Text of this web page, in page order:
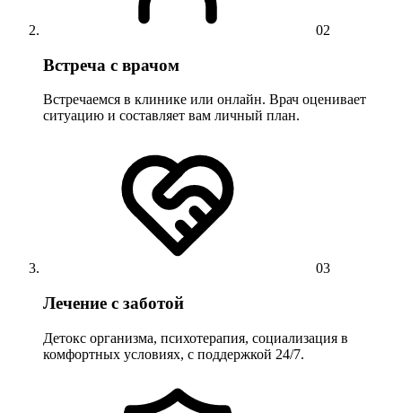
02
Встреча с врачом
Встречаемся в клинике или онлайн. Врач оценивает
ситуацию и составляет вам личный план.
03
Лечение с заботой
Детокс организма, психотерапия, социализация в
комфортных условиях, с поддержкой 24/7.